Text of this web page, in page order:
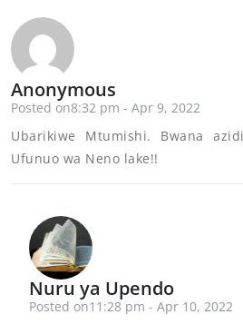
Anonymous
Posted on8:32 pm - Apr 9, 2022
Ubarikiwe Mtumishi. Bwana
Ufunuo wa Neno lake!!
Nuru ya Upendo
Posted on11:28 pm - Apr 10, 2022